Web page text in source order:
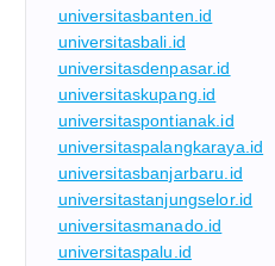
universitasbanten.id
universitasbali.id
universitasdenpasar.id
universitaskupang.id
universitaspontianak.id
universitaspalangkaraya.id
universitasbanjarbaru.id
universitastanjungselor.id
universitasmanado.id
universitaspalu.id